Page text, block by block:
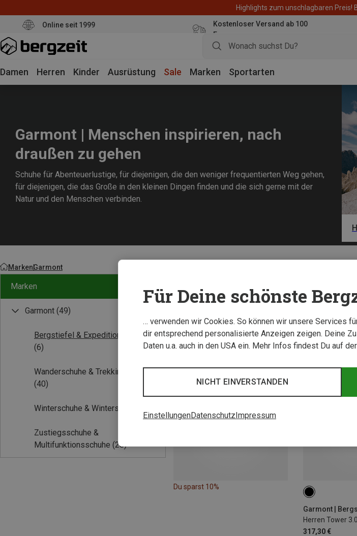
Highlights zum unschlagbaren Preis!
Online seit 1999
Kostenloser Versand ab 100
Euro
Damen Herren Kinder Ausrüstung Sale Marken Sportarten
Garmont | Menschen inspirieren, nach
draußen zu gehen
Schuhe für Abenteuerlustige, für diejenigen, die den weniger frequentierten Weg gehen,
für diejenigen, die das Große in den kleinen Dingen finden und die sich gerne mit der
Natur und den Menschen verbinden.
MarkenGarmont
Marken
Garmont (49)
Bergstiefel & Expeditionsstiefel
(6)
Wanderschuhe & Trekkingschuhe
(40)
Winterschuhe & Winterstiefel
Zustiegsschuhe &
Multifunktionsschuhe (28)
Du sparst 10%
Experten Tipp
Herren Tower
317,30 €
42
45
46.5
Für Deine schönste
… verwenden wir Cookies. So können wir unsere Services
dir entsprechend personalisierte Anzeigen zeigen. Deine
Daten u.a. auch in den USA ein. Mehr Infos findest Du auf der
NICHT EINVERSTANDEN
EinstellungenDatenschutzImpressum